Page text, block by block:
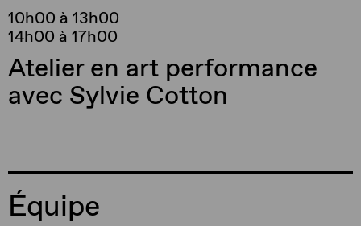
10h00 à 13h00
14h00 à 17h00
Atelier en art performance
avec Sylvie Cotton
Équipe